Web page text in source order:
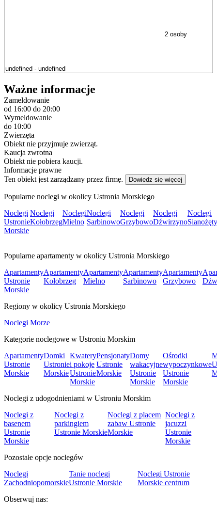
2 osoby
Ważne informacje
Zameldowanie
od 16:00 do 20:00
Wymeldowanie
do 10:00
Zwierzęta
Obiekt nie przyjmuje zwierząt.
Kaucja zwrotna
Obiekt nie pobiera kaucji.
Informacje prawne
Ten obiekt jest zarządzany przez firmę.
Dowiedz się więcej
Popularne noclegi w okolicy Ustronia Morskiego
Noclegi
Ustronie
Morskie
Noclegi
Kołobrzeg
Noclegi
Mielno
Noclegi
Sarbinowo
Noclegi
Grzybowo
Noclegi
Dźwirzyno
Noclegi
Sianożęty
Popularne apartamenty w okolicy Ustronia Morskiego
Apartamenty
Ustronie
Morskie
Apartamenty
Kołobrzeg
Apartamenty
Mielno
Apartamenty
Sarbinowo
Apartamenty
Grzybowo
Regiony w okolicy Ustronia Morskiego
Noclegi Morze
Kategorie noclegowe w Ustroniu Morskim
Apartamenty
Ustronie
Morskie
Domki
Ustronie
Morskie
Kwatery
i pokoje
Ustronie
Morskie
Pensjonaty
Ustronie
Morskie
Domy
wakacyjne
Ustronie
Morskie
Ośrodki
wypoczynkowe
Ustronie
Morskie
Noclegi z udogodnieniami w Ustroniu Morskim
Noclegi z
basenem
Ustronie
Morskie
Noclegi z
parkingiem
Ustronie Morskie
Noclegi z placem
zabaw Ustronie
Morskie
Noclegi z
jacuzzi
Ustronie
Morskie
Pozostałe opcje noclegów
Noclegi
Zachodniopomorskie
Tanie noclegi
Ustronie Morskie
Noclegi Ustronie
Morskie centrum
Obserwuj nas: